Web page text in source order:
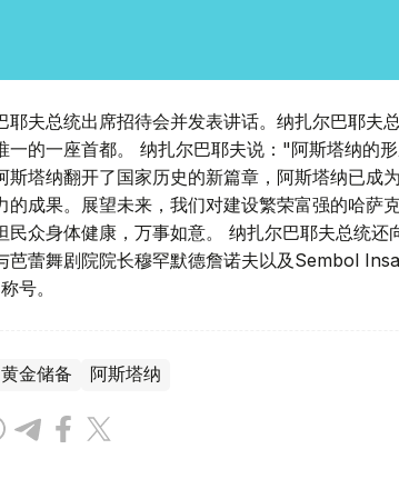
耶夫总统出席招待会并发表讲话。纳扎尔巴耶夫
一的一座首都。 纳扎尔巴耶夫说："阿斯塔纳的
斯塔纳翻开了国家历史的新篇章，阿斯塔纳已成
的成果。展望未来，我们对建设繁荣富强的哈萨
民众身体健康，万事如意。 纳扎尔巴耶夫总统
芭蕾舞剧院院长穆罕默德詹诺夫以及Sembol
号。
黄金储备 阿斯塔纳